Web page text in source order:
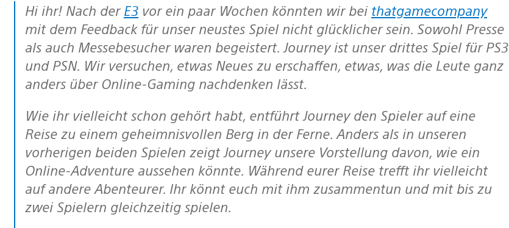
Hi ihr! Nach der E3 vor ein paar Wochen könnten wir bei thatgamecompany
mit dem Feedback für unser neustes Spiel nicht glücklicher sein. Sowohl Presse
als auch Messebesucher waren begeistert. Journey ist unser drittes Spiel für PS3
und PSN. Wir versuchen, etwas Neues zu erschaffen, etwas, was die Leute ganz
anders über Online-Gaming nachdenken lässt.
Wie ihr vielleicht schon gehört habt, entführt Journey den Spieler auf eine
Reise zu einem geheimnisvollen Berg in der Ferne. Anders als in unseren
vorherigen beiden Spielen zeigt Journey unsere Vorstellung davon, wie ein
Online-Adventure aussehen könnte. Während eurer Reise trefft ihr vielleicht
auf andere Abenteurer. Ihr könnt euch mit ihm zusammentun und mit bis zu
zwei Spielern gleichzeitig spielen.